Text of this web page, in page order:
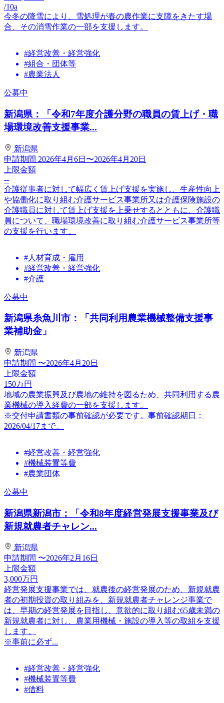
/10a
今冬の降雪により、雪処理が春の農作業に支障をきたす場
合、その消雪作業の一部を支援します。
#経営改善・経営強化
#組合・団体等
#農業法人
公募中
新潟県：「令和7年度介護分野の職員の賃上げ・職
場環境改善支援事業...
新潟県
申請期間 2026年4月6日〜2026年4月20日
上限金額
--
介護従事者に対して幅広く賃上げ支援を実施し、生産性向上
や協働化に取り組む介護サービス事業所又は介護保険施設の
介護職員に対して賃上げ支援を上乗せするとともに、介護職
員について、職場環境改善に取り組む介護サービス事業所等
の支援を行います。
#人材育成・雇用
#経営改善・経営強化
#介護
公募中
新潟県糸魚川市：「共同利用農業機械整備支援事
業補助金」
新潟県
申請期間 〜2026年4月20日
上限金額
150万円
地域の農業振興及び農地の維持を図るため、共同利用する農
業機械の導入経費の一部を支援します。
※交付申請書類の事前確認が必要です。事前確認期日：
2026/04/17まで。
#経営改善・経営強化
#機械装置等費
#農業団体
公募中
新潟県新潟市：「令和8年度経営発展支援事業及び
新規就農者チャレン...
新潟県
申請期間 〜2026年2月16日
上限金額
3,000万円
経営発展支援事業では、就農後の経営発展のため、新規就農
者の初期投資の取り組みを、新規就農者チャレンジ事業で
は、早期の経営発展を目指し、意欲的に取り組む65歳未満の
新規就農者に対し、農業用機械・施設の導入等の取組を支援
します。
※事前に必ず...
#経営改善・経営強化
#機械装置等費
#借料